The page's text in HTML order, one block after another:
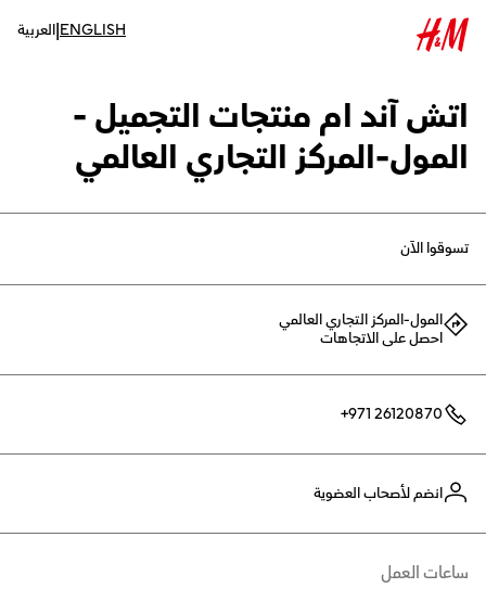
ENGLISH
|العربية
اتش آند ام منتجات التجميل -
المول-المركز التجاري العالمي
تسوقوا الآن
المول-المركز التجاري العالمي
احصل على الاتجاهات
+971 26120870
انضم لأصحاب العضوية
ساعات العمل